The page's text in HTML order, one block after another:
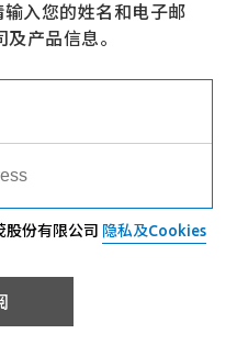
入您的姓名和电子邮
产品信息。
份有限公司 隐私及Cookies